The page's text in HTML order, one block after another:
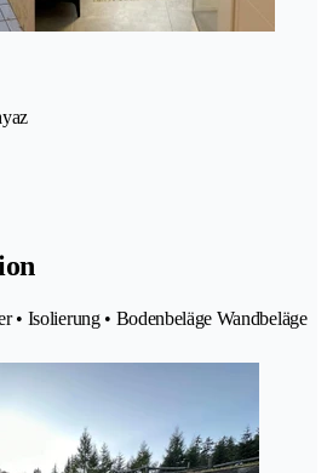
• Isolierung • Bodenbeläge Wandbeläge